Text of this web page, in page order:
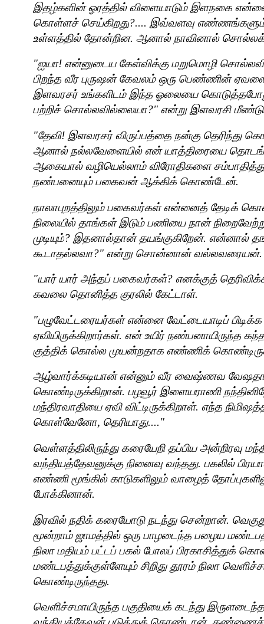
இதழ்களின் ஓரத்தில் விளையாடும் இளநகை
கொள்ளச் செய்கிறது?.... இவ்வளவு எண்ணங்களும்
உள்ளத்தில் தோன்றின. ஆனால் நாவினால்
"ஐயா! என்னுடைய கேள்விக்கு மறுமொழி
பிறந்த வீர புருஷன் கேவலம் ஒரு பெண்ணின்
இளவரசர் உங்களிடம் இந்த ஓலையை கொடுத்தபோது
பற்றிச் சொல்லவில்லையா?" என்று இளவரசி
"தேவி! இளவரசர் விருப்பத்தை நன்கு தெரிந்து
ஆனால் நல்லவேளையில் என் யாத்திரையை
ஆகையால் வழியெல்லாம் விரோதிகளை
நண்பனையும் பகைவன் ஆக்கிக் கொண்டேன்.
நாலாபுறத்திலும் பகைவர்கள் என்னைத் தேடிக்
நிலையில் தாங்கள் இடும் பணியை நான்
முடியும்? இதனால்தான் தயங்குகிறேன். என்னால்
கூடாதல்லவா?" என்று சொன்னான் வல்லவரையன்.
"யார் யார் அந்தப் பகைவர்கள்? எனக்குத்
கவலை தொனித்த குரலில் கேட்டாள்.
"பழுவேட்டரையர்கள் என்னை வேட்டையாடிப்
ஏவியிருக்கிறார்கள். என் உயிர் நண்பனாயிருந்த
குத்திக் கொல்ல முயன்றதாக எண்ணிக்
ஆழ்வார்க்கடியான் என்னும் வீர வைஷ்ணவ
கொண்டிருக்கிறான். பழவூர் இளையராணி
மந்திரவாதியை ஏவி விட்டிருக்கிறாள். எந்த
கொள்வேனோ, தெரியாது...."
வெள்ளத்திலிருந்து கரையேறி தப்பிய அன்றிரவு
வந்தியத்தேவனுக்கு நினைவு வந்தது. பகலில்
எண்ணி மூங்கில் காடுகளிலும் வாழைத்
போக்கினான்.
இரவில் நதிக் கரையோடு நடந்து சென்றான்.
மூன்றாம் ஜாமத்தில் ஒரு பாழடைந்த பழைய
நிலா மதியம் பட்டப் பகல் போலப் பிரகாசித்துக்
மண்டபத்துக்குள்ளேயும் சிறிது தூரம் நிலா வெளிச்சம்
கொண்டிருந்தது.
வெளிச்சமாயிருந்த பகுதியைக் கடந்து